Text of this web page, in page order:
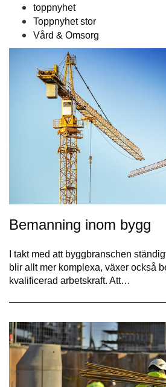
toppnyhet
Toppnyhet stor
Vård & Omsorg
Bemanning inom bygg
I takt med att byggbranschen
blir allt mer komplexa, växer också
kvalificerad arbetskraft. Att…